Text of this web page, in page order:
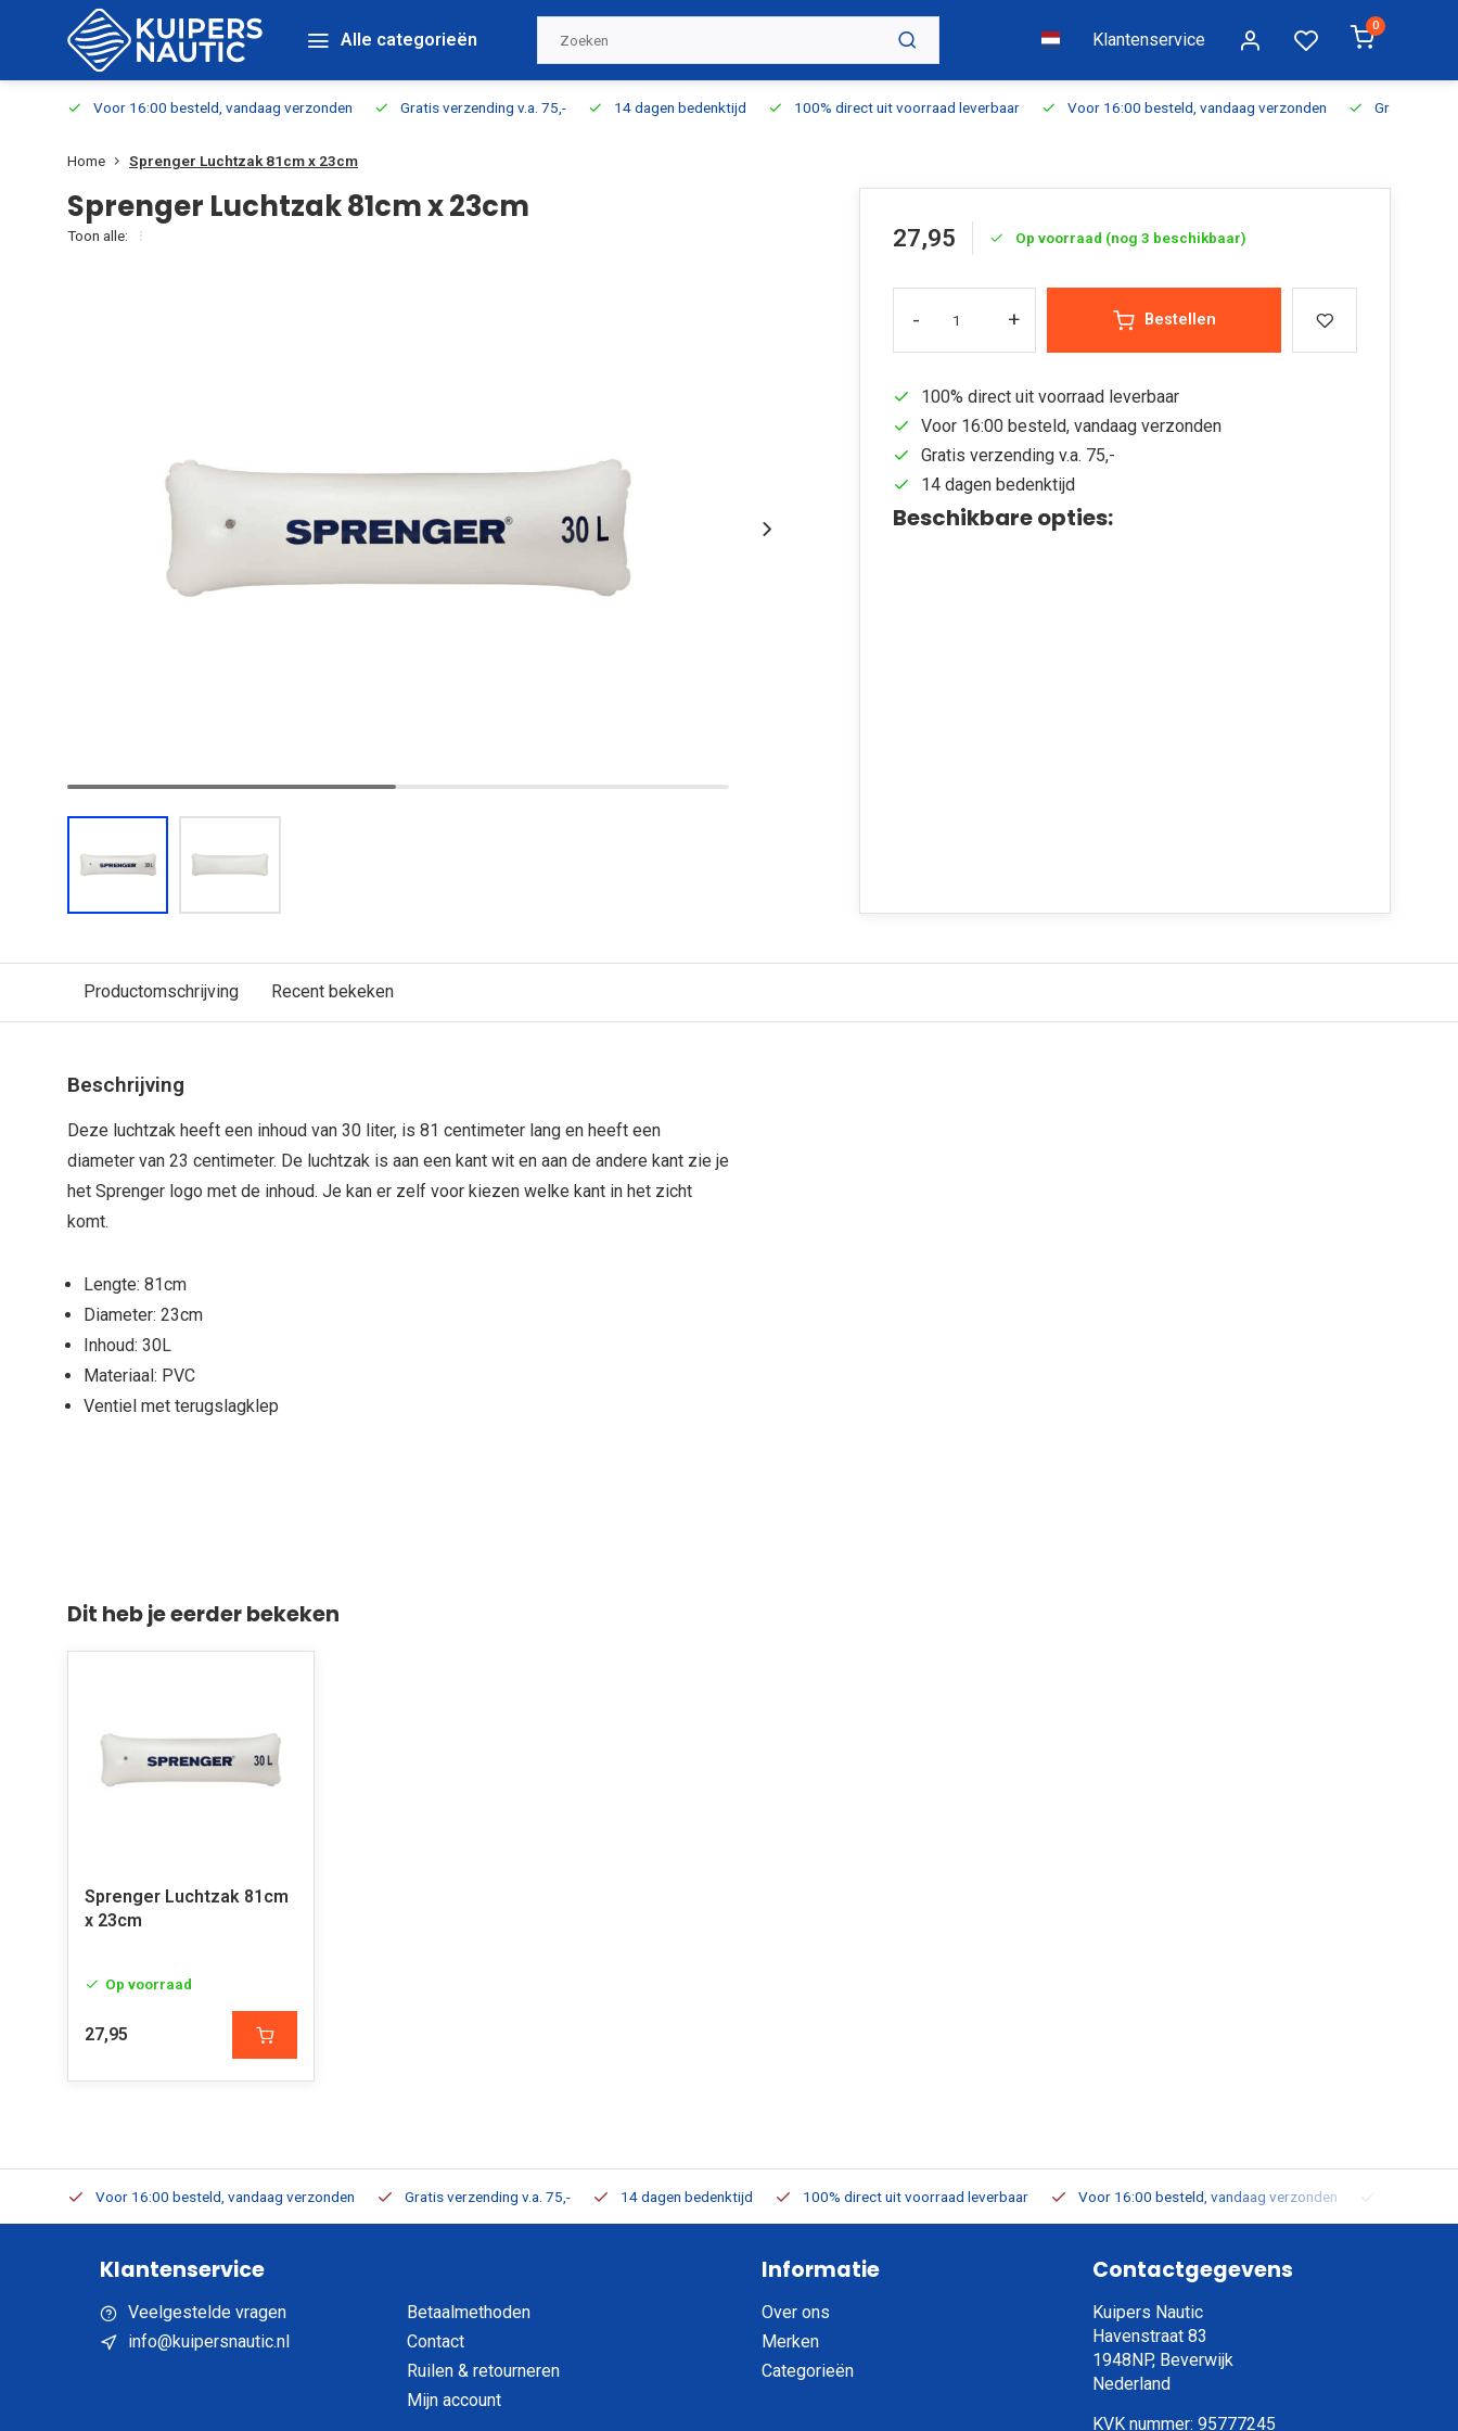
Alle categorieën Klantenservice
0
Voor 16:00 besteld, vandaag verzonden Gratis verzending v.a. 75,- 14 dagen bedenktijd 100% direct uit voorraad leverbaar Voor 16:00 besteld, vandaag verzonden Gratis
Home Sprenger Luchtzak 81cm x 23cm
Sprenger Luchtzak 81cm x 23cm
Toon alle: 27,95 Op voorraad (nog 3 beschikbaar)
- + Bestellen
100% direct uit voorraad leverbaar
Voor 16:00 besteld, vandaag verzonden
Gratis verzending v.a. 75,-
14 dagen bedenktijd
Beschikbare opties:
Productomschrijving Recent bekeken
Beschrijving
Deze luchtzak heeft een inhoud van 30 liter, is 81 centimeter lang en heeft een
diameter van 23 centimeter. De luchtzak is aan een kant wit en aan de andere kant zie je
het Sprenger logo met de inhoud. Je kan er zelf voor kiezen welke kant in het zicht
komt.
Lengte: 81cm
Diameter: 23cm
Inhoud: 30L
Materiaal: PVC
Ventiel met terugslagklep
Dit heb je eerder bekeken
Sprenger Luchtzak 81cm
x 23cm
Op voorraad
27,95
Voor 16:00 besteld, vandaag verzonden Gratis verzending v.a. 75,- 14 dagen bedenktijd 100% direct uit voorraad leverbaar Voor 16:00 besteld, vandaag verzonden
Klantenservice
Veelgestelde vragen
info@kuipersnautic.nl
Betaalmethoden
Contact
Ruilen & retourneren
Mijn account
Informatie
Over ons
Merken
Categorieën
Contactgegevens
Kuipers Nautic
Havenstraat 83
1948NP, Beverwijk
Nederland
KVK nummer: 95777245